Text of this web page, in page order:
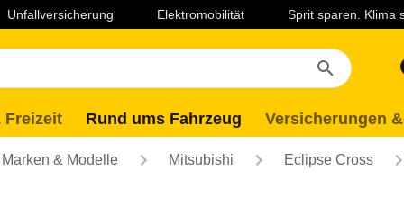
Unfallversicherung Elektromobilität Sprit sparen. Klima
Freizeit Rund ums Fahrzeug Versicherungen
Marken & Modelle Mitsubishi Eclipse Cross